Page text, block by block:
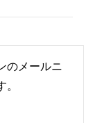
のメールニ